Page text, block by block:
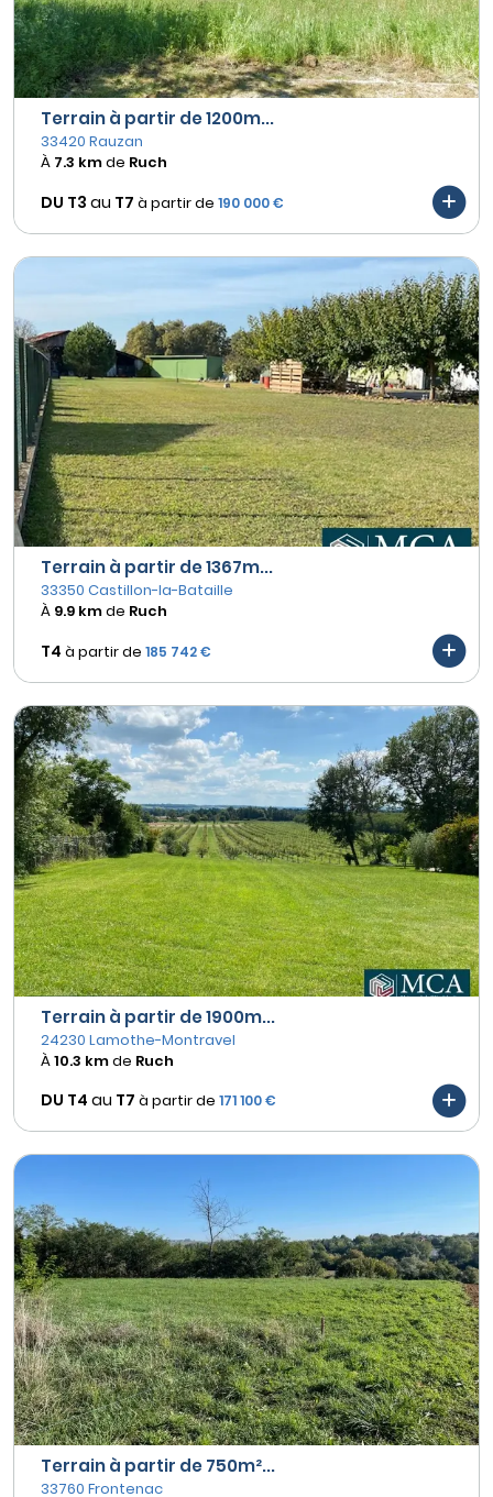
Terrain à partir de 1200m...
33420 Rauzan
À 7.3 kmde Ruch
DU T3 au T7 à partir de 190 000 €
Terrain à partir de 1367m...
33350 Castillon-la-Bataille
À 9.9 kmde Ruch
T4 à partir de 185 742 €
Terrain à partir de 1900m...
24230 Lamothe-Montravel
À10.3 kmde Ruch
DU T4 au T7 à partir de 171 100 €
Terrain à partir de 750m²...
33760 Frontenac